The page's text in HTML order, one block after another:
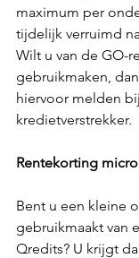
maximum per
tijdelijk verruimd
Wilt u van de GO-
gebruikmaken,
hiervoor melden
kredietverstrekker.
Rentekorting
Bent u een kleine
gebruikmaakt van
Qredits? U krijgt